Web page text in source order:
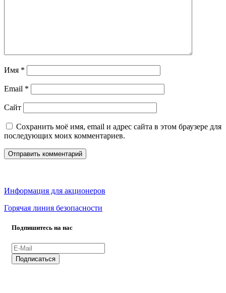
Имя *
Email *
Сайт
Сохранить моё имя, email и адрес сайта в этом браузере для
последующих моих комментариев.
Информация для акционеров
Горячая линия безопасности
Подпишитесь на нас